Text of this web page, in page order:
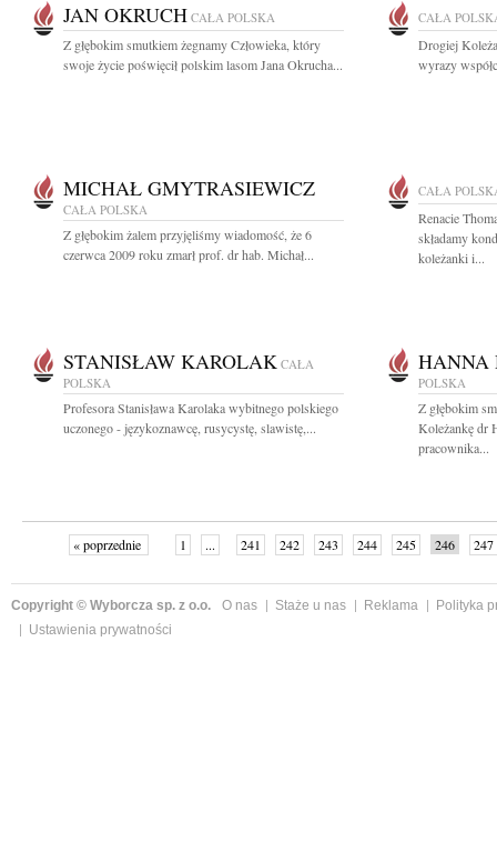
JAN OKRUCH CAŁA POLSKA
Z głębokim smutkiem żegnamy Człowieka, który
swoje życie poświęcił polskim lasom Jana Okrucha...
CAŁA
Drogiej
wyrazy
MICHAŁ GMYTRASIEWICZ
CAŁA POLSKA
Z głębokim żalem przyjęliśmy wiadomość, że 6
czerwca 2009 roku zmarł prof. dr hab. Michał...
CAŁA
Renacie
składamy
koleżanki i...
STANISŁAW KAROLAK CAŁA
POLSKA
Profesora Stanisława Karolaka wybitnego polskiego
uczonego - językoznawcę, rusycystę, slawistę,...
HANNA
POLSKA
Z głębokim
Koleżankę dr
pracownika...
« poprzednie 1 ... 241 242 243 244 245 246 247
Copyright © Wyborcza sp. z o.o. O nas Staże u nas Reklama
Polityka
Ustawienia prywatności